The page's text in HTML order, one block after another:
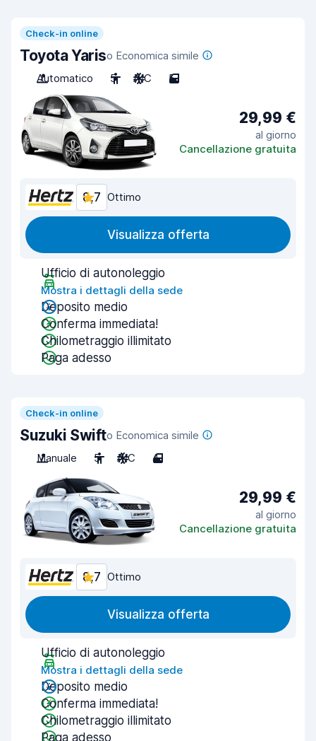
Check-in online
Toyota Yariso Economica simile
Automatico
5 A/C 5
29,99 €
al giorno
Cancellazione gratuita
8,7 Ottimo
Visualizza offerta
Ufficio di autonoleggio
Mostra i dettagli della sede
Deposito medio
Conferma immediata!
Chilometraggio illimitato
Paga adesso
Check-in online
Suzuki Swifto Economica simile
Manuale
5 A/C 4
29,99 €
al giorno
Cancellazione gratuita
8,7 Ottimo
Visualizza offerta
Ufficio di autonoleggio
Mostra i dettagli della sede
Deposito medio
Conferma immediata!
Chilometraggio illimitato
Paga adesso